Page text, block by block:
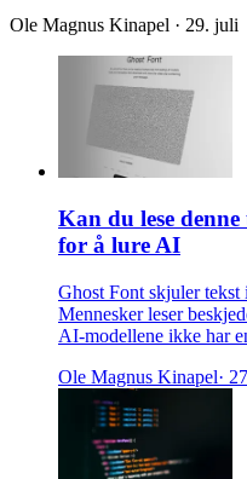
Ole Magnus Kinapel · 29. juli
Kan du lese
for å lure AI
Ghost Font skjuler tekst
Mennesker leser
AI-modellene ikke har
Ole Magnus Kinapel·